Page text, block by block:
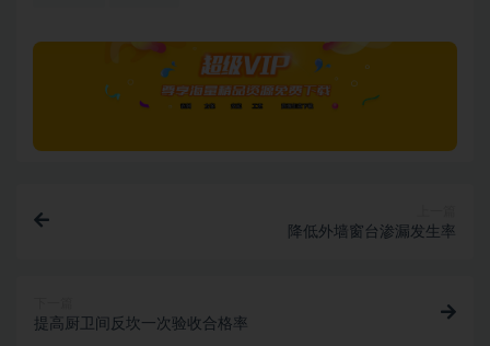
降低外墙窗台渗漏发生率
提高厨卫间反坎一次验收合格率